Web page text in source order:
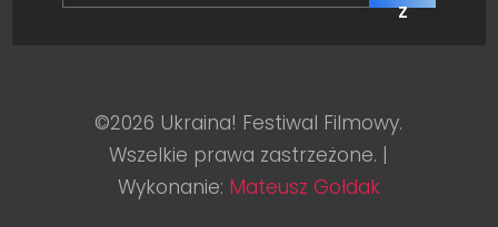
Z
©2026 Ukraina! Festiwal Filmowy.
Wszelkie prawa zastrzeżone. |
Wykonanie: Mateusz Gołdak